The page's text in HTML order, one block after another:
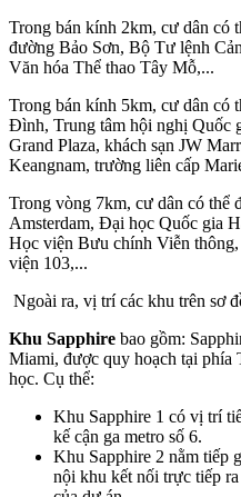
Trong bán kính 2km, cư dân có
đường Bảo Sơn, Bộ Tư lệnh
Văn hóa Thể thao Tây Mỗ,...
Trong bán kính 5km, cư dân có
Đình, Trung tâm hội nghị Quốc
Grand Plaza, khách sạn JW
Keangnam, trường liên cấp
Trong vòng 7km, cư dân có thể
Amsterdam, Đại học Quốc gia
Học viện Bưu chính Viễn
viện 103,...
Ngoài ra, vị trí các khu trên sơ
Khu Sapphire bao gồm:
Miami, được quy hoạch tại phía
học. Cụ thể:
Khu Sapphire 1 có vị trí
kế cận ga metro số 6.
Khu Sapphire 2 nằm tiếp
nội khu kết nối trực tiếp